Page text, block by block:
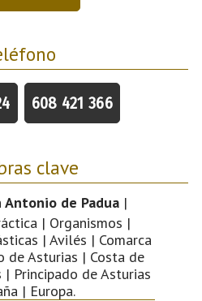
608 421 366
clave
Antonio de Padua|
| Organismos |
| Avilés | Comarca
de Asturias | Costa de
Principado de Asturias
| Europa.